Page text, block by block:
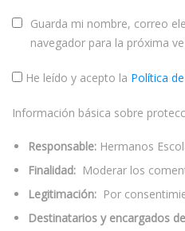
Guarda mi nombre, correo
navegador para la próxima
He leído y acepto la Política
Información básica sobre
Responsable: Hermanos
Finalidad: Moderar los
Legitimación: Por
Destinatarios y encargados